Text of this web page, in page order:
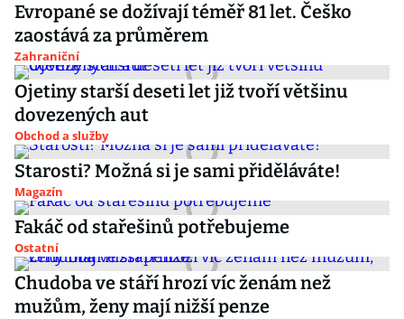
Evropané se dožívají téměř 81 let. Češko
zaostává za průměrem
Zahraniční
Ojetiny starší deseti let již tvoří většinu
dovezených aut
Obchod a služby
Starosti? Možná si je sami přiděláváte!
Magazín
Fakáč od stařešinů potřebujeme
Ostatní
Chudoba ve stáří hrozí víc ženám než
mužům, ženy mají nižší penze